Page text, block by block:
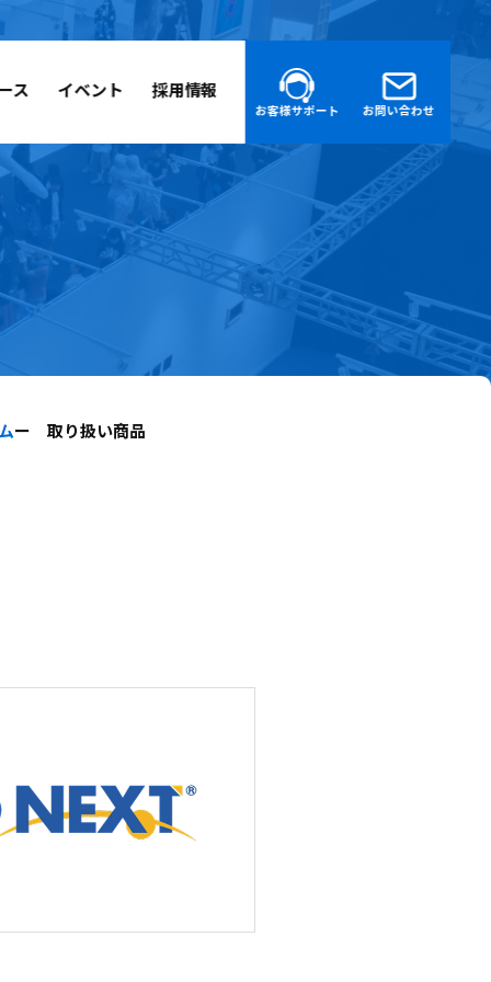
ス イベント 採用情報
お客様サポート お問い合わせ
ー 取り扱い商品